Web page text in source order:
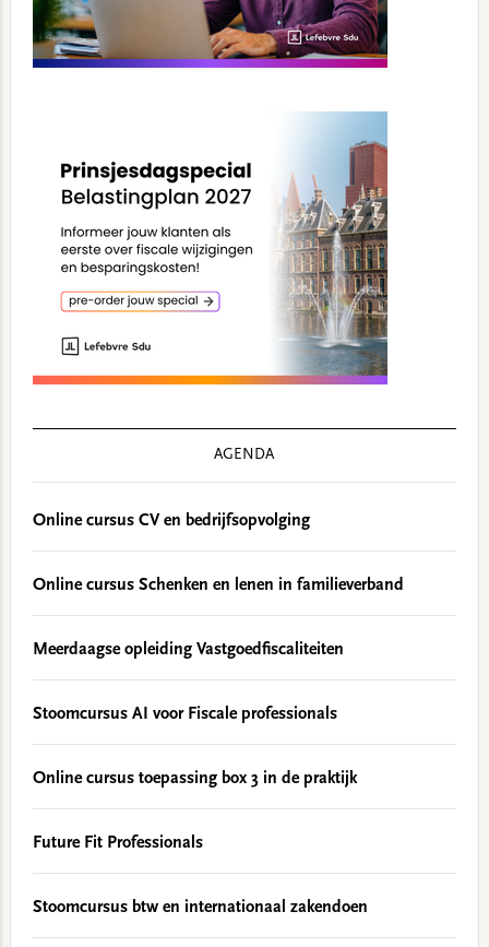
AGENDA
Online cursus CV en bedrijfsopvolging
Online cursus Schenken en lenen in familieverband
Meerdaagse opleiding Vastgoedfiscaliteiten
Stoomcursus AI voor Fiscale professionals
Online cursus toepassing box 3 in de praktijk
Future Fit Professionals
Stoomcursus btw en internationaal zakendoen